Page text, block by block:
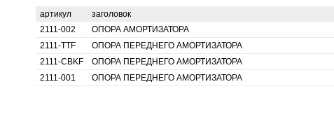
артикул заголовок
2111-002
ОПОРА АМОРТИЗАТОРА
2111-TTF
ОПОРА ПЕРЕДНЕГО АМОРТИЗАТОРА
2111-CBKF
ОПОРА ПЕРЕДНЕГО АМОРТИЗАТОРА
2111-001
ОПОРА ПЕРЕДНЕГО АМОРТИЗАТОРА